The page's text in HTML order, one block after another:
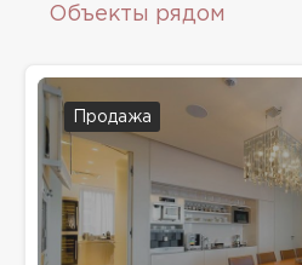
Объекты рядом
Продажа